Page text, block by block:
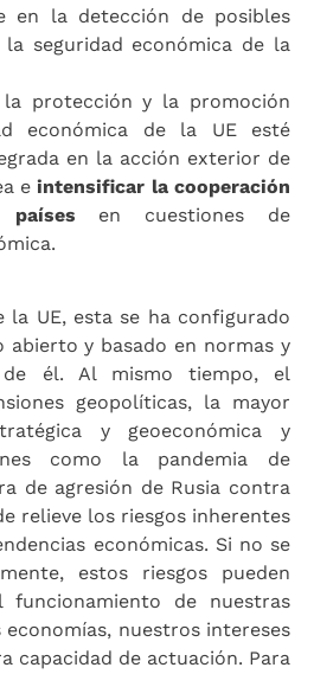
en la detección de posibles
la seguridad económica de la
protección y la promoción
económica de la UE esté
en la acción exterior de
eintensificar la cooperación
países en cuestiones de
la UE, esta se ha configurado
y basado en normas y
él. Al mismo tiempo, el
geopolíticas, la mayor
y geoeconómica y
como la pandemia de
de agresión de Rusia contra
relieve los riesgos inherentes
económicas. Si no se
estos riesgos pueden
de nuestras
economías, nuestros intereses
capacidad de actuación. Para